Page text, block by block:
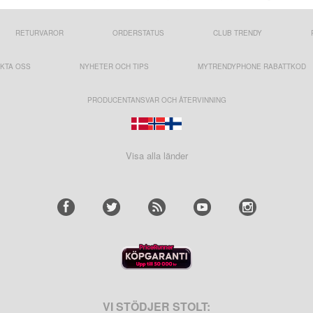
RETURVAROR ORDERSTATUS CLUB TRENDY
OSS NYHETER OCH TIPS MYTRENDYPHONE RABATTKOD
PRODUCENTANSVAR OCH ÅTERVINNING
Visa alla länder
VI STÖDJER STOLT: